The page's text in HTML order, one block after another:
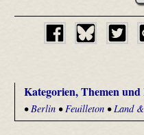
Kategorien, Themen
• Berlin • Feuilleton • Land